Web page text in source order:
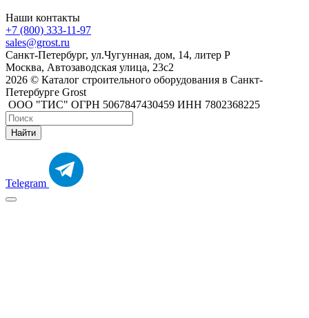
Наши контакты
+7 (800) 333-11-97
sales@grost.ru
Санкт-Петербург, ул.Чугунная, дом, 14, литер Р
Москва, Автозаводская улица, 23с2
2026 © Каталог строительного оборудования в Санкт-
Петербурге Grost
ООО "ТИС" ОГРН 5067847430459 ИНН 7802368225
Найти
Telegram